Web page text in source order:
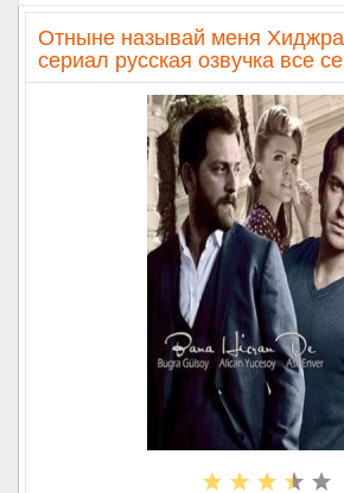
Отныне называй меня
сериал русская озвучка все